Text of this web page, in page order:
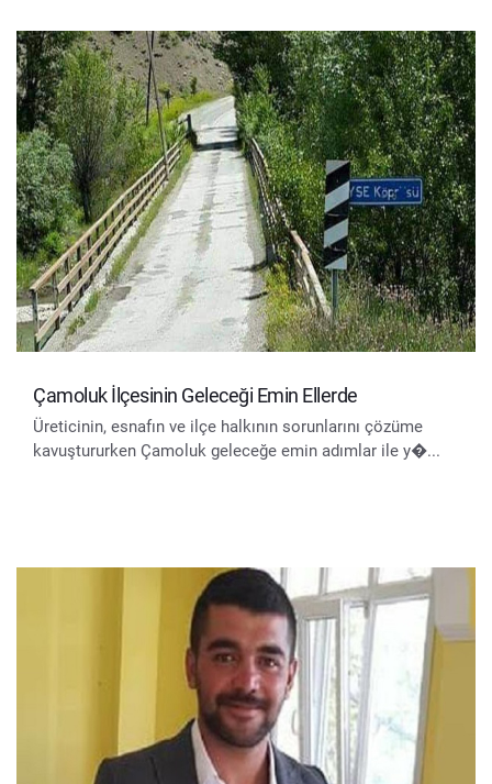
Çamoluk İlçesinin Geleceği Emin Ellerde
Üreticinin, esnafın ve ilçe halkının sorunlarını çözüme
kavuştururken Çamoluk geleceğe emin adımlar ile y�...